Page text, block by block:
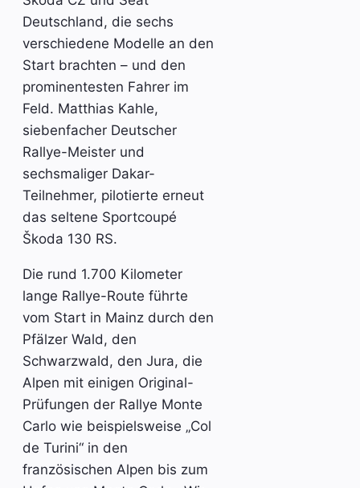
Deutschland, die sechs
verschiedene Modelle an den
Start brachten – und den
prominentesten Fahrer im
Feld. Matthias Kahle,
siebenfacher Deutscher
Rallye-Meister und
sechsmaliger Dakar-
Teilnehmer, pilotierte erneut
das seltene Sportcoupé
Škoda 130 RS.
Die rund 1.700 Kilometer
lange Rallye-Route führte
vom Start in Mainz durch den
Pfälzer Wald, den
Schwarzwald, den Jura, die
Alpen mit einigen Original-
Prüfungen der Rallye Monte
Carlo wie beispielsweise „Col
de Turini“ in den
französischen Alpen bis zum